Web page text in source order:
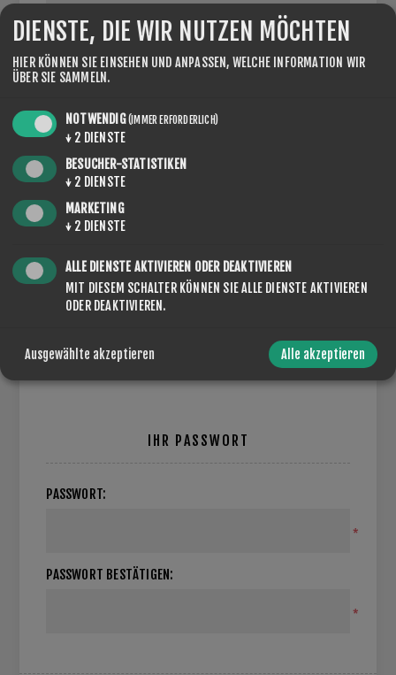
UMSATZSTEUERNUMMER:
Geben Sie die Umsatzsteuernummer inkl. des
Ländercodes ein (z.B. DE123456789)
NEWSLETTER
IHR PASSWORT
PASSWORT:
*
PASSWORT BESTÄTIGEN:
*
DIENSTE, DIE WIR NUTZEN MÖCHTEN
HIER KÖNNEN SIE EINSEHEN UND ANPASSEN, WELCHE INFORMATION WIR
ÜBER SIE SAMMELN.
NOTWENDIG(IMMER ERFORDERLICH)
↓ 2 DIENSTE
BESUCHER-STATISTIKEN
↓ 2 DIENSTE
MARKETING
↓ 2 DIENSTE
ALLE DIENSTE AKTIVIEREN ODER DEAKTIVIEREN
MIT DIESEM SCHALTER KÖNNEN SIE ALLE DIENSTE AKTIVIEREN
ODER DEAKTIVIEREN.
Ausgewählte akzeptieren Alle akzeptieren